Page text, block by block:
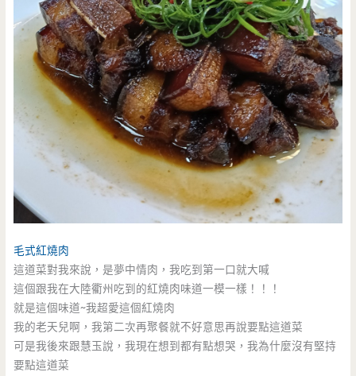
毛式紅燒肉
這道菜對我來說，是夢中情肉，我吃到第一口就大喊
這個跟我在大陸衢州吃到的紅燒肉味道一模一樣！！！
就是這個味道~我超愛這個紅燒肉
我的老天兒啊，我第二次再聚餐就不好意思再說要點這道菜
可是我後來跟慧玉說，我現在想到都有點想哭，我為什麼沒有堅持
要點這道菜